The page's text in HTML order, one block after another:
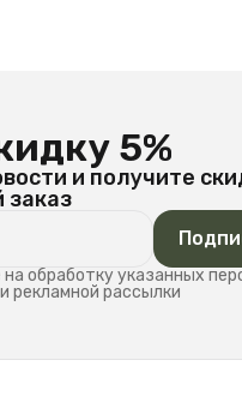
5%
и получите
обработку указанных
рекламной рассылки